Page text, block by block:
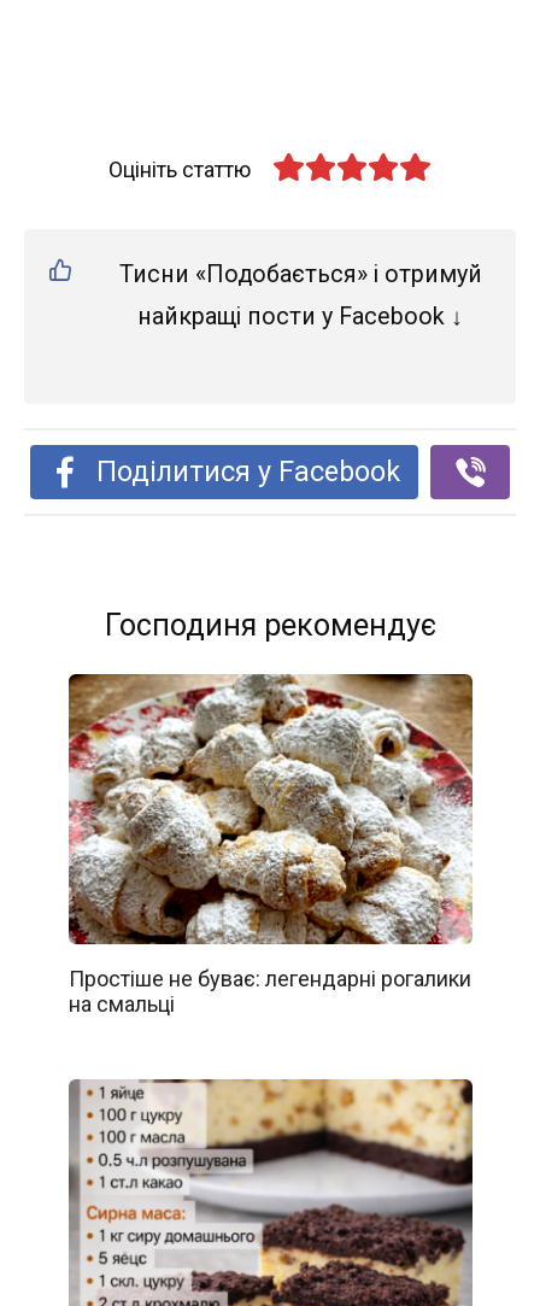
Оцініть статтю
Тисни «Подобається» і отримуй
найкращі пости у Facebook ↓
Поділитися у Facebook
Господиня рекомендує
Простіше не буває: легендарні рогалики
на смальці